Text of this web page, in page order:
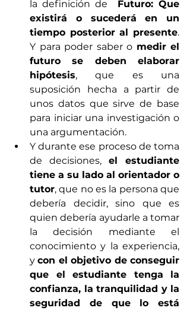
la definición de Futuro: Que
existirá o sucederá en un
tiempo posterior al presente.
Y para poder saber o medir el
futuro se deben elaborar
hipótesis, que es una
suposición hecha a partir de
unos datos que sirve de base
para iniciar una investigación o
una argumentación.
Y durante ese proceso de toma
de decisiones, el estudiante
tiene a su lado al orientador o
tutor, que no es la persona que
debería decidir, sino que es
quien debería ayudarle a tomar
la decisión mediante el
conocimiento y la experiencia,
y con el objetivo de conseguir
que el estudiante tenga la
confianza, la tranquilidad y la
seguridad de que lo está